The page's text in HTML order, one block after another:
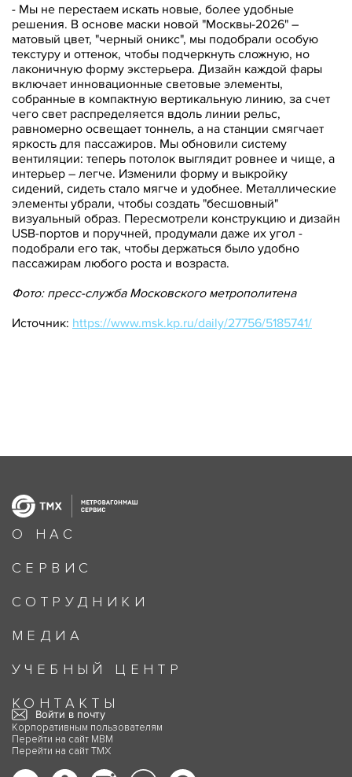
- Мы не перестаем искать новые, более удобные
решения. В основе маски новой "Москвы-2026" –
матовый цвет, "черный оникс", мы подобрали особую
текстуру и оттенок, чтобы подчеркнуть сложную, но
лаконичную форму экстерьера. Дизайн каждой фары
включает инновационные световые элементы,
собранные в компактную вертикальную линию, за счет
чего свет распределяется вдоль линии рельс,
равномерно освещает тоннель, а на станции смягчает
яркость для пассажиров. Мы обновили систему
вентиляции: теперь потолок выглядит ровнее и чище, а
интерьер – легче. Изменили форму и выкройку
сидений, сидеть стало мягче и удобнее. Металлические
элементы убрали, чтобы создать "бесшовный"
визуальный образ. Пересмотрели конструкцию и дизайн
USB-портов и поручней, продумали даже их угол -
подобрали его так, чтобы держаться было удобно
пассажирам любого роста и возраста.
Фото: пресс-служба Московского метрополитена
Источник: https://www.msk.kp.ru/daily/27756/5185741/
О НАС
СЕРВИС
СОТРУДНИКИ
МЕДИА
УЧЕБНЫЙ ЦЕНТР
КОНТАКТЫ
Перейти на сайт ТМХ
Перейти на сайт МВМ
Корпоративным пользователям
Войти в почту